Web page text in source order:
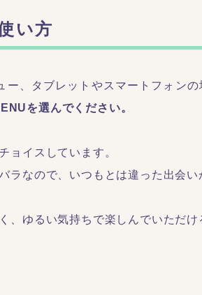
い方
ー、タブレットやスマートフォン
を選んでください。
ョイスしています。
ラなので、いつもとは違った出会い
、ゆるい気持ちで楽しんでいただけ